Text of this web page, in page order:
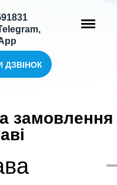
ДЗВІНОК
замовлення